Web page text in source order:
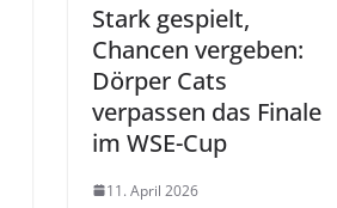
Stark gespielt,
Chancen vergeben:
Dörper Cats
verpassen das Finale
im WSE-Cup
11. April 2026